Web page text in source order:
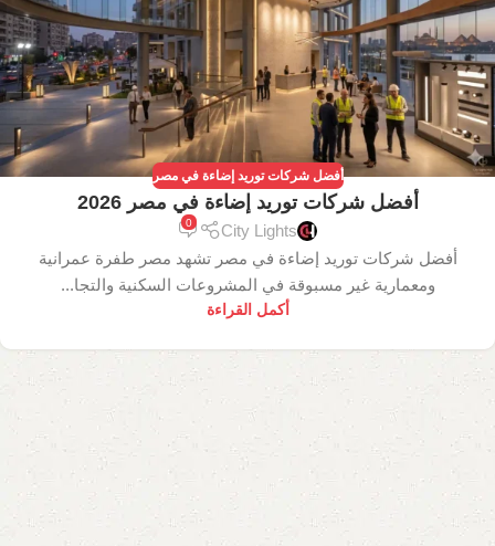
أفضل شركات توريد إضاءة في مصر
أفضل شركات توريد إضاءة في مصر 2026
City Lights
0
أفضل شركات توريد إضاءة في مصر تشهد مصر طفرة عمرانية
ومعمارية غير مسبوقة في المشروعات السكنية والتجا...
أكمل القراءة